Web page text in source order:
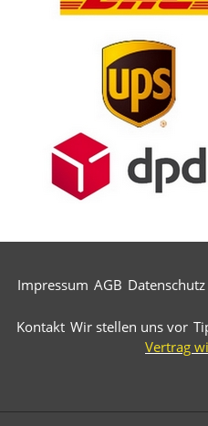
Impressum AGB Datenschutz
Kontakt Wir stellen uns vor
Vertrag